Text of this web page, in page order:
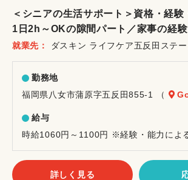
＜シニアの生活サポート＞資格・経験
1日2h～OKの隙間パート／家事の経験
就業先 ダスキン ライフケア五反田ステ
勤務地
福岡県八女市蒲原字五反田855-1 （
給与
時給1060円～1100円 ※経験・能力によ
詳しく見る